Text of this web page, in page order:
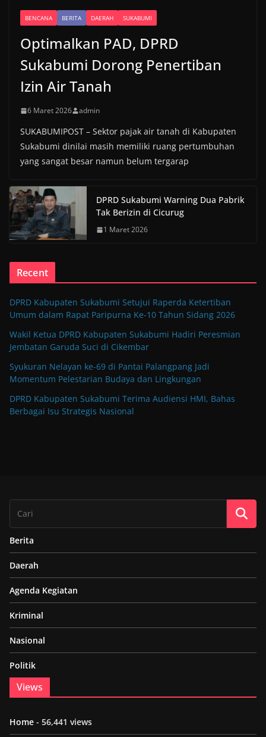
BENCANA BERITA DAERAH SUKABUMI
Optimalkan PAD, DPRD
Sukabumi Dorong Penertiban
Izin Air Tanah
6 Maret 2026 admin
SUKABUMIPOST – Sektor pajak air tanah di Kabupaten
Sukabumi dinilai masih memiliki ruang pertumbuhan
yang sangat besar namun belum tergarap
DPRD Sukabumi Warning Dua Pabrik
Tak Berizin di Cicurug
1 Maret 2026
Recent
DPRD Kabupaten Sukabumi Setujui Raperda Ketertiban
Umum dalam Rapat Paripurna Ke-10 Tahun Sidang 2026
Wakil Ketua DPRD Kabupaten Sukabumi Hadiri Peresmian
Jembatan Garuda Suci di Cikembar
Syukuran Nelayan ke-69 di Pantai Palangpang Jadi
Momentum Pelestarian Budaya dan Lingkungan
DPRD Kabupaten Sukabumi Terima Audiensi HMI, Bahas
Berbagai Isu Strategis Nasional
Berita
Daerah
Agenda Kegiatan
Kriminal
Nasional
Politik
Views
Home - 56,441 views